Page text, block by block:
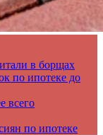
в борщах
по ипотеке до
всего
по ипотеке